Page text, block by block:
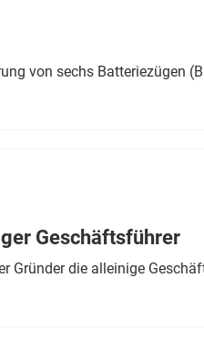
von sechs Batteriezügen
Geschäftsführer
Gründer die alleinige